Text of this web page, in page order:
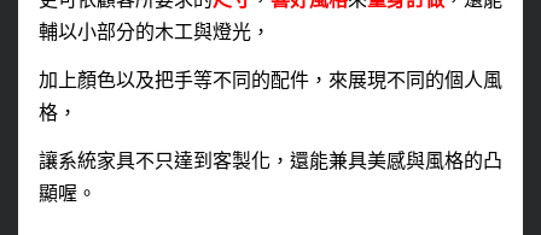
輔以小部分的木工與燈光，
加上顏色以及把手等不同的配件，來展現不同的個人風
格，
讓系統家具不只達到客製化，還能兼具美感與風格的凸
顯喔。